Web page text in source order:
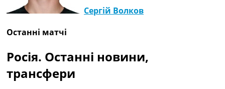
Сергій Волков
Останні матчі
Росія. Останні новини,
трансфери